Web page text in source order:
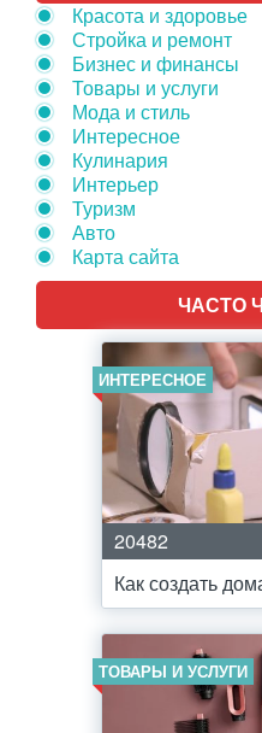
Красота и здоровье
Стройка и ремонт
Бизнес и финансы
Товары и услуги
Мода и стиль
Интересное
Кулинария
Интерьер
Туризм
Авто
Карта сайта
ЧАСТО
ИНТЕРЕСНОЕ
20482
Как создать
ТОВАРЫ И УСЛУГИ